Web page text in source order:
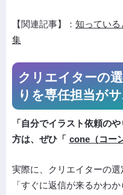
【関連記事】： 知ってい
集
クリエイターの
りを専任担当がサ
「自分でイラスト依頼の
方は、ぜひ「 cone（コーン
実際に、クリエイターの
「すぐに返信が来るかわ